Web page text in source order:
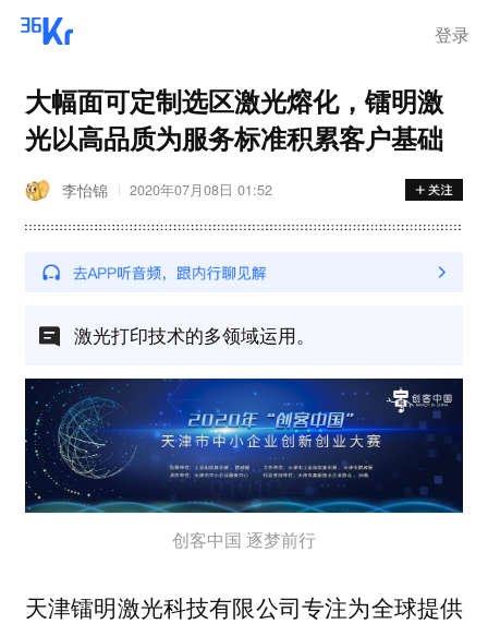
登录
大幅面可定制选区激光熔化，镭明激
光以高品质为服务标准积累客户基础
李怡锦 2020年07月08日 01:52
激光打印技术的多领域运用。
创客中国 逐梦前行
天津镭明激光科技有限公司专注为全球提供